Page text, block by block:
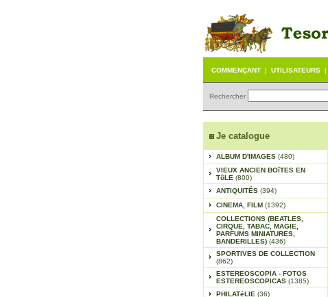
COMMENÇANT | UTILISATEURS |
Rechercher
Je catalogue
ALBUM D'IMAGES (480)
VIEUX ANCIEN BOîTES EN
TôLE (800)
ANTIQUITÉS (394)
CINEMA, FILM (1392)
COLLECTIONS (BEATLES,
CIRQUE, TABAC, MAGIE,
PARFUMS MINIATURES,
BANDERILLES) (436)
SPORTIVES DE COLLECTION
(862)
ESTEREOSCOPIA - FOTOS
ESTEREOSCOPICAS (1385)
PHILATéLIE (36)